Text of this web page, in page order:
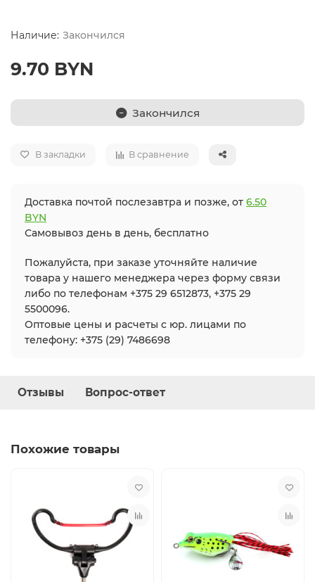
Закончился
9.70 BYN
Закончился
В закладки В сравнение
Доставка почтой послезавтра и позже, от 6.50
BYN
Самовывоз день в день, бесплатно
Пожалуйста, при заказе уточняйте наличие
товара у нашего менеджера через форму связи
либо по телефонам +375 29 6512873, +375 29
5500096.
Оптовые цены и расчеты с юр. лицами по
телефону: +375 (29) 7486698
Отзывы Вопрос-ответ
Похожие товары